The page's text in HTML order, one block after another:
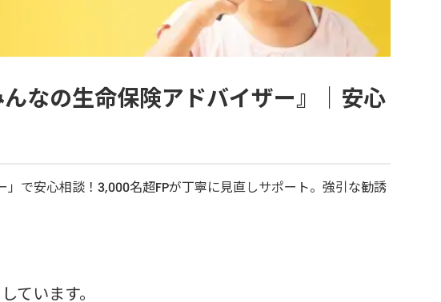
なの生命保険アドバイザー』｜安心
で安心相談！3,000名超FPが丁寧に見直しサポート。強引な勧誘
ています。